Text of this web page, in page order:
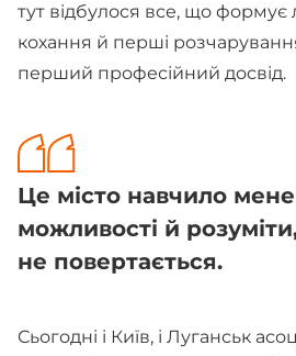
тут відбулося все, що
кохання й перші
перший професійний досвід.
Це місто навчило
можливості й
не повертається.
Сьогодні і Київ, і Луганськ